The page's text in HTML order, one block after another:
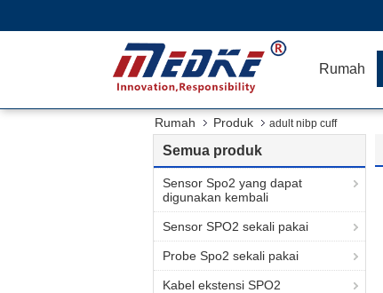
Rumah
Rumah Produk adult nibp cuff
Semua produk
Sensor Spo2 yang dapat
digunakan kembali
Sensor SPO2 sekali pakai
Probe Spo2 sekali pakai
Kabel ekstensi SPO2